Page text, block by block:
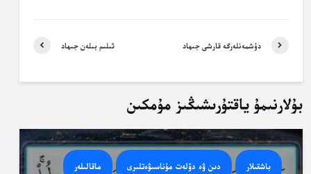
ئىلىم بىلەن جىھاد دۈشمەنلەرگە قارشى جىھاد
بۇلارنىمۇ ياقتۇرىشىڭىز مۇمكىن
باشقىلار دىن ۋە دۆلەت مۇناسىۋەتلىرى ماقالىلەر